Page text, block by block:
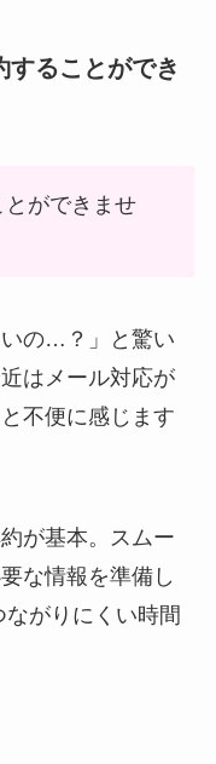
することができ
とができませ
いの…？」と驚い
はメール対応が
不便に感じます
が基本。スムー
な情報を準備し
がりにくい時間